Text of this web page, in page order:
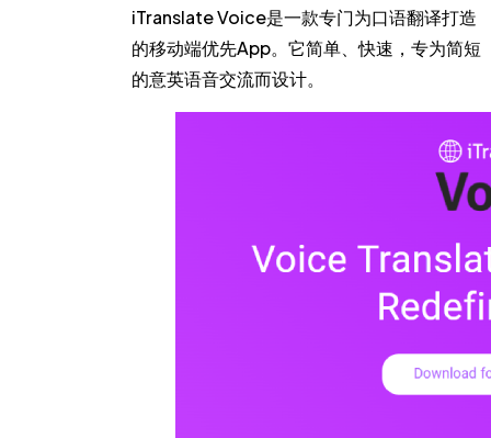
iTranslate Voice是一款专门为口语翻译打造
的移动端优先App。它简单、快速，专为简短
的意英语音交流而设计。